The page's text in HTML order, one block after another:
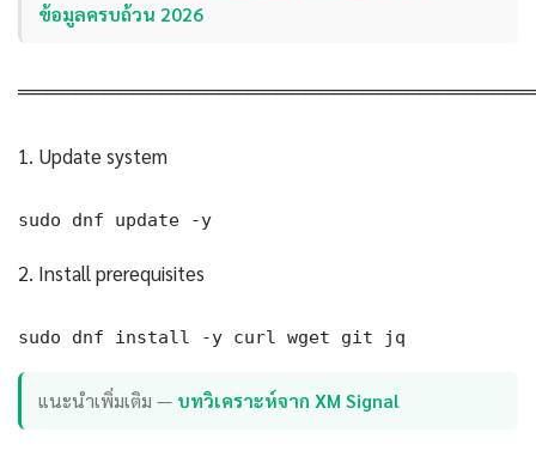
ข้อมูลครบถ้วน 2026
1. Update system
sudo dnf update -y
2. Install prerequisites
sudo dnf install -y curl wget git jq
แนะนำเพิ่มเติม — บทวิเคราะห์จาก XM Signal